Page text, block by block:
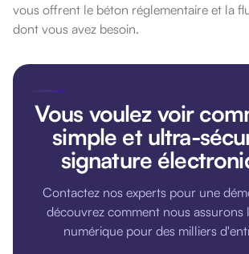
vous offrent le béton réglementaire et la
dont vous avez besoin.
Vous voulez voir
simple et ultra-
signature
Contactez nos experts pour une
découvrez comment nous assurons
numérique pour des milliers